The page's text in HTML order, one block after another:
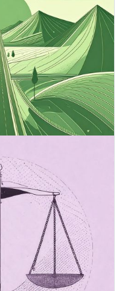
–
klimatu jest
firm, które chcą
i
Zapewnia on
podejmowanie
interesariuszy.
wpływ na
zakresie
(CSRD)
Omnibus I
w sprawie
w zakresie
(CSRD) w celu
obciążeń